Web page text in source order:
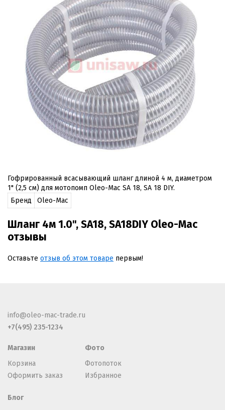
Гофрированный всасывающий шланг длиной 4 м, диаметром
1" (2,5 см) для мотопомп Oleo-Mac SA 18, SA 18 DIY.
Бренд
Oleo-Mac
Шланг 4м 1.0", SA18, SA18DIY Oleo-Mac
отзывы
Оставьте отзыв об этом товаре первым!
info@oleo-mac-trade.ru
+7(495) 235-1234
Магазин
Корзина
Оформить заказ
Фото
Фотопоток
Избранное
Блог